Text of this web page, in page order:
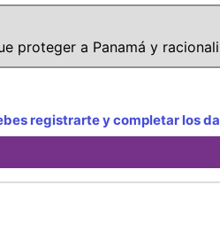
proteger a Panamá y
registrarte y completar los